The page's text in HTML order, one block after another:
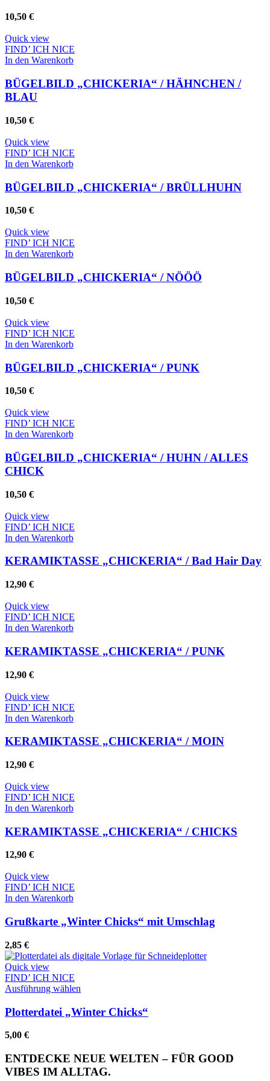
10,50 €
Quick view
FIND’ ICH NICE
In den Warenkorb
BÜGELBILD „CHICKERIA“ / HÄHNCHEN /
BLAU
10,50 €
Quick view
FIND’ ICH NICE
In den Warenkorb
BÜGELBILD „CHICKERIA“ / BRÜLLHUHN
10,50 €
Quick view
FIND’ ICH NICE
In den Warenkorb
BÜGELBILD „CHICKERIA“ / NÖÖÖ
10,50 €
Quick view
FIND’ ICH NICE
In den Warenkorb
BÜGELBILD „CHICKERIA“ / PUNK
10,50 €
Quick view
FIND’ ICH NICE
In den Warenkorb
BÜGELBILD „CHICKERIA“ / HUHN / ALLES
CHICK
10,50 €
Quick view
FIND’ ICH NICE
In den Warenkorb
KERAMIKTASSE „CHICKERIA“ / Bad Hair Day
12,90 €
Quick view
FIND’ ICH NICE
In den Warenkorb
KERAMIKTASSE „CHICKERIA“ / PUNK
12,90 €
Quick view
FIND’ ICH NICE
In den Warenkorb
KERAMIKTASSE „CHICKERIA“ / MOIN
12,90 €
Quick view
FIND’ ICH NICE
In den Warenkorb
KERAMIKTASSE „CHICKERIA“ / CHICKS
12,90 €
Quick view
FIND’ ICH NICE
In den Warenkorb
Grußkarte „Winter Chicks“ mit Umschlag
2,85 €
Quick view
FIND’ ICH NICE
Ausführung wählen
weist
mehrere
Die
Optionen
können
Plotterdatei „Winter Chicks“
5,00 €
ENTDECKE NEUE WELTEN – FÜR GOOD
VIBES IM ALLTAG.